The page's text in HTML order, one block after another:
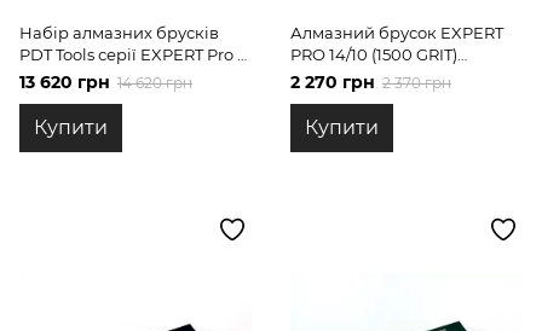
Набір алмазних брусків
PDT Tools серії EXPERT Pro 6
шт.
13 620 грн 14 620 грн
Купити
Алмазний брусок EXPERT
PRO 14/10 (1500 GRIT)
160*25*7 на бланках PDT
2 270 грн 2 370 грн
Купити